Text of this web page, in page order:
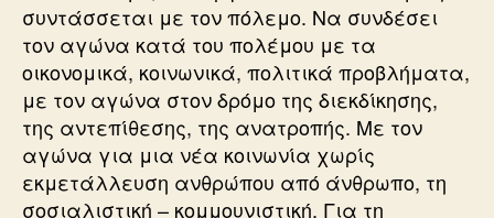
συντάσσεται με τον πόλεμο. Να συνδέσει
τον αγώνα κατά του πολέμου με τα
οικονομικά, κοινωνικά, πολιτικά προβλήματα,
με τον αγώνα στον δρόμο της διεκδίκησης,
της αντεπίθεσης, της ανατροπής. Με τον
αγώνα για μια νέα κοινωνία χωρίς
εκμετάλλευση ανθρώπου από άνθρωπο, τη
σοσιαλιστική – κομμουνιστική. Για τη